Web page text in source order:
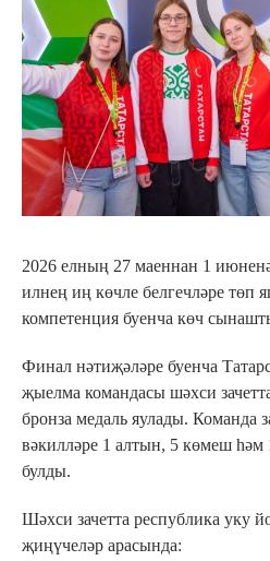
2026 елның 27 маеннан 1
илнең иң көчле белгечләре төп
компетенция буенча көч
Финал нәтиҗәләре буенча
җыелма командасы шәхси
бронза медаль яулады. Команда
вәкилләре 1 алтын, 5 көмеш һәм
булды.
Шәхси зачетта республика уку
җиңүчеләр арасында: